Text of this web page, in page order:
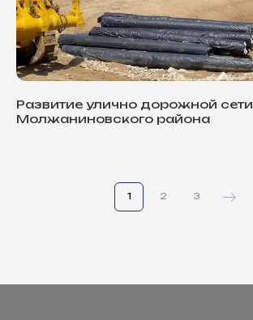
Развитие улично дорожной сети
Молжаниновского района
1 2 3